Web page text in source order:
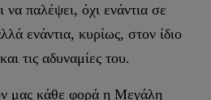
να παλέψει, όχι ενάντια σε
ενάντια, κυρίως, στον ίδιο
τις αδυναμίες του.
μας κάθε φορά η Μεγάλη